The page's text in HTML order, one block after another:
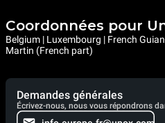
Coordonnées pour
Belgium | Luxembourg | French
Martin (French part)
Demandes générales
Écrivez-nous, nous vous répondrons